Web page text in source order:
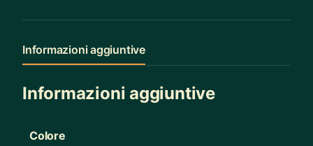
Informazioni aggiuntive
Informazioni aggiuntive
Colore